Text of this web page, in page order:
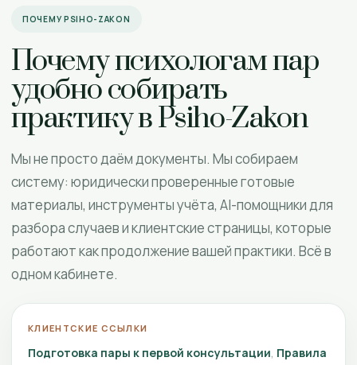
ПОЧЕМУ PSIHO-ZAKON
Почему психологам пар
удобно собирать
практику в Psiho-Zakon
Мы не просто даём документы. Мы собираем
систему: юридически проверенные готовые
материалы, инструменты учёта, AI-помощники для
разбора случаев и клиентские страницы, которые
работают как продолжение вашей практики. Всё в
одном кабинете.
КЛИЕНТСКИЕ ССЫЛКИ
Подготовка пары к первой консультации Правила